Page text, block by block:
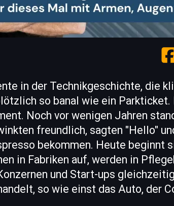
in der Technikgeschichte, die
so banal wie ein
Noch vor wenigen Jahren
freundlich, sagten "Hello"
bekommen. Heute beginnt
in Fabriken auf, werden in
und Start-ups
so wie einst das Auto, der